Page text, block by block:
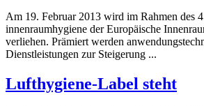
Am 19. Februar 2013 wird im Rahmen des
innenraumhygiene der Europäische
verliehen. Prämiert werden
Dienstleistungen zur Steigerung ...
Lufthygiene-Label steht